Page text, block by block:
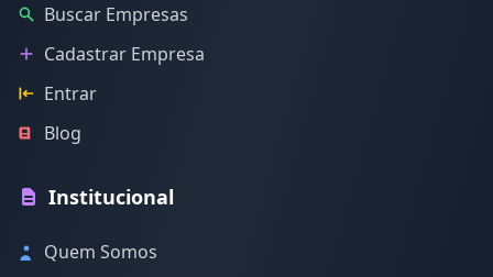
Buscar Empresas
Cadastrar Empresa
Entrar
Blog
Institucional
Quem Somos